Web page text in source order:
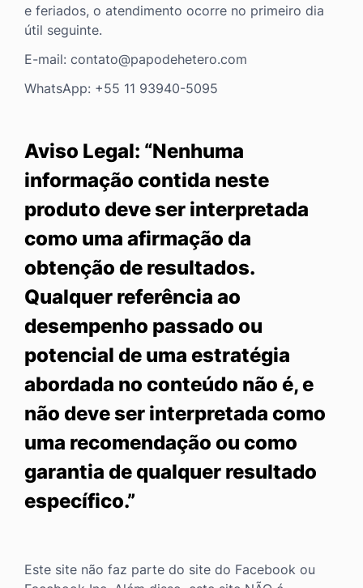
e feriados, o atendimento ocorre no primeiro dia
útil seguinte.
E-mail: contato@papodehetero.com
WhatsApp: +55 11 93940-5095
Aviso Legal: “Nenhuma
informação contida neste
produto deve ser interpretada
como uma afirmação da
obtenção de resultados.
Qualquer referência ao
desempenho passado ou
potencial de uma estratégia
abordada no conteúdo não é, e
não deve ser interpretada como
uma recomendação ou como
garantia de qualquer resultado
específico.”
Este site não faz parte do site do Facebook ou